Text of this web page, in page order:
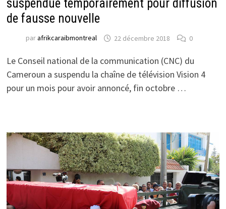
suspendue temporairement pour diffusion
de fausse nouvelle
parafrikcaraibmontreal 22 décembre 2018 0
Le Conseil national de la communication (CNC) du
Cameroun a suspendu la chaîne de télévision Vision 4
pour un mois pour avoir annoncé, fin octobre …